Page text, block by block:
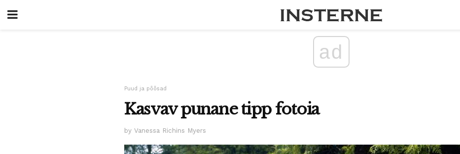
ad
Puud ja põõsad
Kasvav punane tipp fotoia
by Vanessa Richins Myers